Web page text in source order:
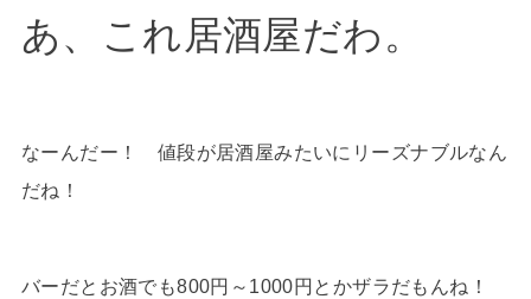
あ、これ居酒屋だわ。
なーんだー！ 値段が居酒屋みたいにリーズナブルなん
だね！
バーだとお酒でも800円～1000円とかザラだもんね！